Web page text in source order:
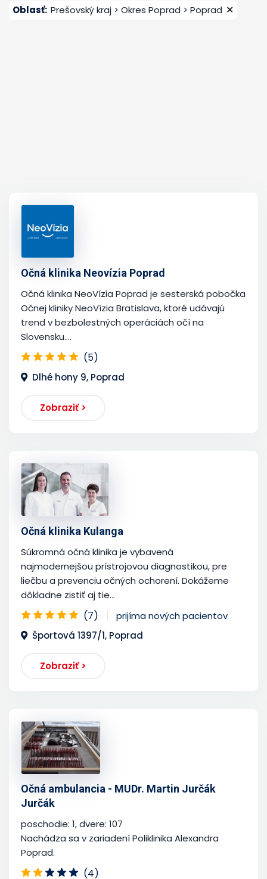
Oblasť: Prešovský kraj > Okres Poprad > Poprad ✕
Očná klinika Neovízia Poprad
Očná klinika NeoVízia Poprad je sesterská pobočka
Očnej kliniky NeoVízia Bratislava, ktoré udávajú
trend v bezbolestných operáciách očí na
Slovensku....
(5)
Dlhé hony 9, Poprad
Zobraziť >
Očná klinika Kulanga
Súkromná očná klinika je vybavená
najmodernejšou prístrojovou diagnostikou, pre
liečbu a prevenciu očných ochorení. Dokážeme
dôkladne zistiť aj tie...
(7)
prijíma nových pacientov
Športová 1397/1, Poprad
Zobraziť >
Očná ambulancia - MUDr. Martin Jurčák
Jurčák
poschodie: 1, dvere: 107
Nachádza sa v zariadení Poliklinika Alexandra
Poprad.
(4)